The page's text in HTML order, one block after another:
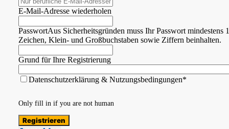
E-Mail-Adresse wiederholen
PasswortAus Sicherheitsgründen muss Ihr Passwort mindestens
Zeichen, Klein- und Großbuchstaben sowie Ziffern beinhalten.
Grund für Ihre Registrierung
Datenschutzerklärung & Nutzungsbedingungen*
Only fill in if you are not human